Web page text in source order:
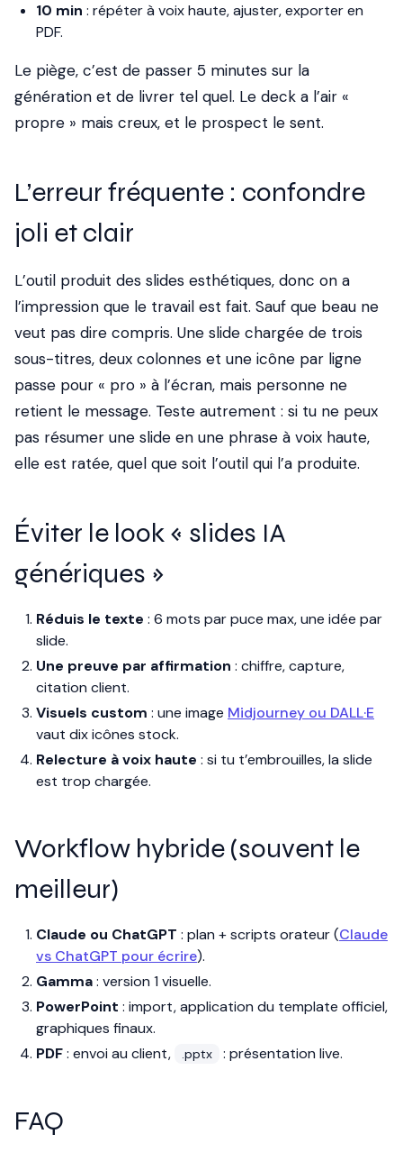
10 min : répéter à voix haute, ajuster, exporter en
PDF.
Le piège, c’est de passer 5 minutes sur la
génération et de livrer tel quel. Le deck a l’air «
propre » mais creux, et le prospect le sent.
L’erreur fréquente : confondre
joli et clair
L’outil produit des slides esthétiques, donc on a
l’impression que le travail est fait. Sauf que beau ne
veut pas dire compris. Une slide chargée de trois
sous-titres, deux colonnes et une icône par ligne
passe pour « pro » à l’écran, mais personne ne
retient le message. Teste autrement : si tu ne peux
pas résumer une slide en une phrase à voix haute,
elle est ratée, quel que soit l’outil qui l’a produite.
Éviter le look « slides IA
génériques »
Réduis le texte : 6 mots par puce max, une idée par
slide.
Une preuve par affirmation : chiffre, capture,
citation client.
Visuels custom : une image Midjourney ou DALL·E
vaut dix icônes stock.
Relecture à voix haute : si tu t’embrouilles, la slide
est trop chargée.
Workflow hybride (souvent le
meilleur)
Claude ou ChatGPT : plan + scripts orateur (Claude
vs ChatGPT pour écrire).
Gamma: version 1 visuelle.
PowerPoint : import, application du template officiel,
graphiques finaux.
PDF: envoi au client, .pptx : présentation live.
FAQ